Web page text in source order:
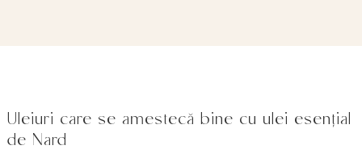
Uleiuri care se amestecă bine cu ulei esențial
de Nard